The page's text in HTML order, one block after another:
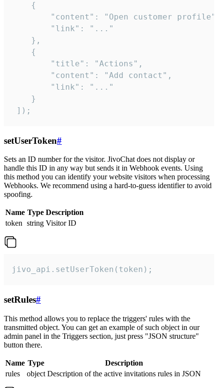
    {
"content": "Open customer
        "link": "..."
    },
    {
        "title": "Actions",
        "content": "Add contact",
        "link": "..."
    }
]);
setUserToken#
Sets an ID number for the visitor. JivoChat does not display or
handle this ID in any way but sends it in Webhook events. Using
this method you can identify your website visitors when processing
Webhooks. We recommend using a hard-to-guess identifier to avoid
spoofing.
Name Type Description
token string Visitor ID
jivo_api.setUserToken(token);
setRules#
This method allows you to replace the triggers' rules with the
transmitted object. You can get an example of such object in our
admin panel in the Triggers section, just press "JSON structure"
button there.
Name Type
Description
rules
object Description of the active invitations rules in JSON